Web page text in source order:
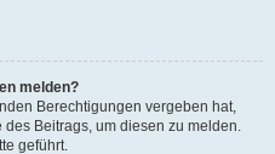
melden?
Berechtigungen vergeben hat,
Beitrags, um diesen zu melden.
geführt.